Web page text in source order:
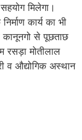
मिलेगा।
कार्य का भी
कानूनगो से पूछताछ
रसड़ा मोतीलाल
व औद्योगिक अस्थान